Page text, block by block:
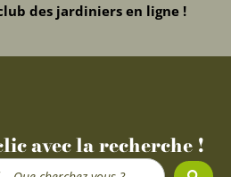
des jardiniers en ligne !
avec la recherche !